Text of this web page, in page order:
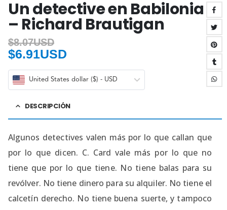
Un detective en Babilonia
– Richard Brautigan
$8.07USD
$6.91USD
United States dollar ($) - USD
DESCRIPCIÓN
Algunos detectives valen más por lo que callan que
por lo que dicen. C. Card vale más por lo que no
tiene que por lo que tiene. No tiene balas para su
revólver. No tiene dinero para su alquiler. No tiene el
calcetín derecho. No tiene buena suerte, y tampoco